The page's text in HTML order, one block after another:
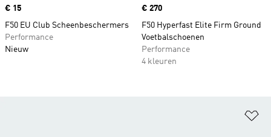
Price
€ 15
F50 EU Club Scheenbeschermers
Performance
Nieuw
Price
€ 270
F50 Hyperfast Elite Firm Ground
Voetbalschoenen
Performance
4 kleuren